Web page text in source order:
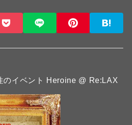
のイベント Heroine @ Re:LAX